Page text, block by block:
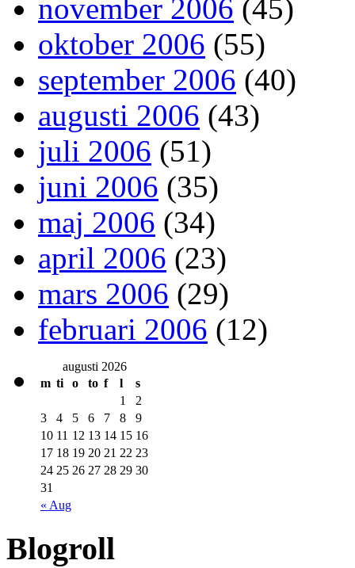
november 2006 (45)
oktober 2006 (55)
september 2006 (40)
augusti 2006 (43)
juli 2006 (51)
juni 2006 (35)
maj 2006 (34)
april 2006 (23)
mars 2006 (29)
februari 2006 (12)
augusti 2026
m ti o to f l s
« Aug
1
2
3
4 5 6 7 8
9
10 11 12 13 14 15 16
17 18 19 20 21 22 23
24 25 26 27 28 29 30
31
Blogroll